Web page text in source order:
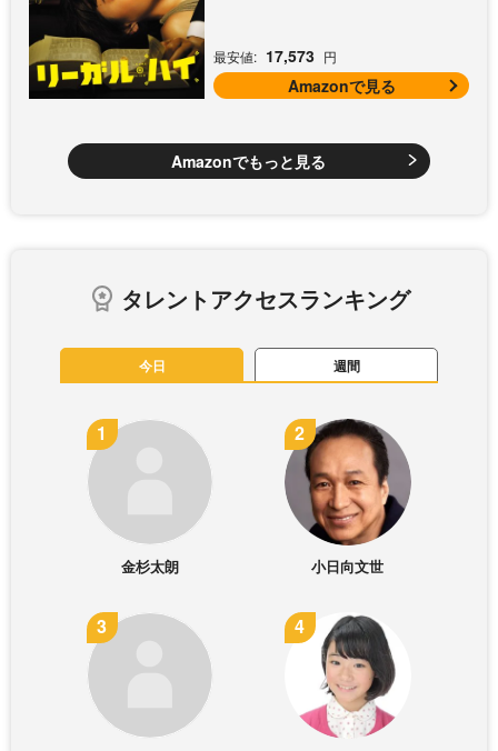
最安値: 17,573 円
Amazonで見る
Amazonでもっと見る
タレントアクセスランキング
今日 週間
金杉太朗 小日向文世